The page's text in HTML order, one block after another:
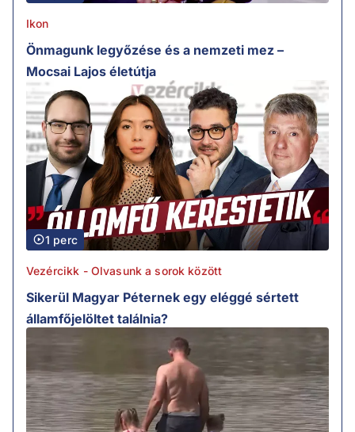
Ikon
Önmagunk legyőzése és a nemzeti mez –
Mocsai Lajos életútja
1 perc
Vezércikk - Olvasunk a sorok között
Sikerül Magyar Péternek egy eléggé sértett
államfőjelöltet találnia?